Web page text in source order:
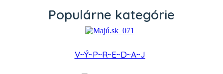
Populárne kategórie
V~Ý~P~R~E~D~A~J